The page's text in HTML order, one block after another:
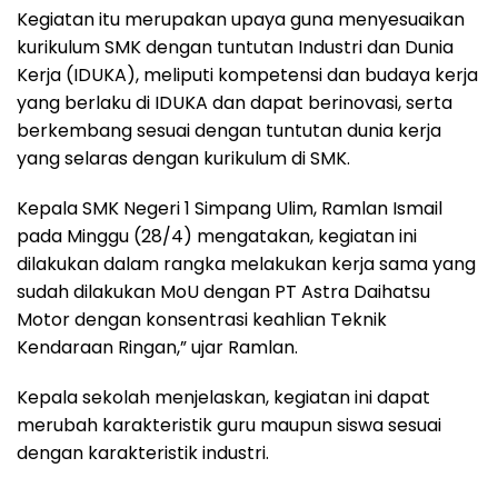
Kegiatan itu merupakan upaya guna menyesuaikan
kurikulum SMK dengan tuntutan Industri dan Dunia
Kerja (IDUKA), meliputi kompetensi dan budaya kerja
yang berlaku di IDUKA dan dapat berinovasi, serta
berkembang sesuai dengan tuntutan dunia kerja
yang selaras dengan kurikulum di SMK.
Kepala SMK Negeri 1 Simpang Ulim, Ramlan Ismail
pada Minggu (28/4) mengatakan, kegiatan ini
dilakukan dalam rangka melakukan kerja sama yang
sudah dilakukan MoU dengan PT Astra Daihatsu
Motor dengan konsentrasi keahlian Teknik
Kendaraan Ringan,” ujar Ramlan.
Kepala sekolah menjelaskan, kegiatan ini dapat
merubah karakteristik guru maupun siswa sesuai
dengan karakteristik industri.